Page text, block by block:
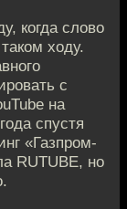
когда слово
ходу.
с
на
спустя
«Газпром-
RUTUBE, но